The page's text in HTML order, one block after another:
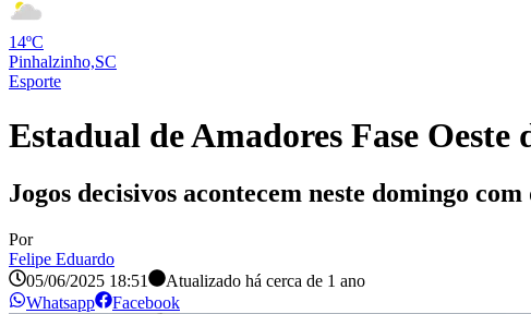
14ºC
Pinhalzinho,SC
Esporte
Estadual de Amadores Fase
Jogos decisivos acontecem neste domingo
Por
Felipe Eduardo
05/06/2025 18:51
Atualizado há cerca de 1 ano
Whatsapp
Facebook